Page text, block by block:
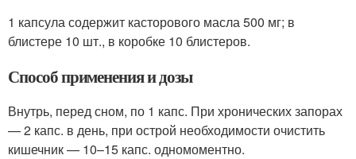
1 капсула содержит касторового масла 500 мг; в
блистере 10 шт., в коробке 10 блистеров.
Способ применения и дозы
Внутрь, перед сном, по 1 капс. При хронических запорах
— 2 капс. в день, при острой необходимости очистить
кишечник — 10–15 капс. одномоментно.